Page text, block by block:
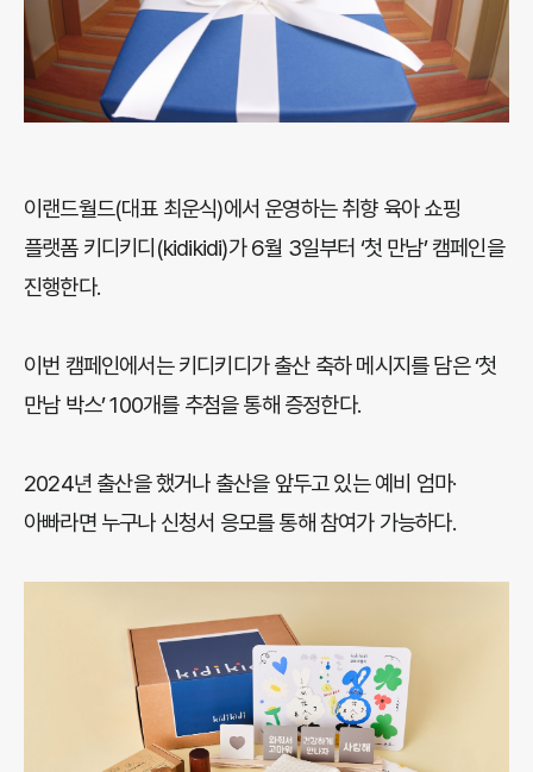
이랜드월드(대표 최운식)에서 운영하는 취향 육아 쇼핑
플랫폼 키디키디(kidikidi)가 6월 3일부터 ‘첫 만남’ 캠페인을
진행한다.
이번 캠페인에서는 키디키디가 출산 축하 메시지를 담은 ‘첫
만남 박스’ 100개를 추첨을 통해 증정한다.
2024년 출산을 했거나 출산을 앞두고 있는 예비 엄마·
아빠라면 누구나 신청서 응모를 통해 참여가 가능하다.